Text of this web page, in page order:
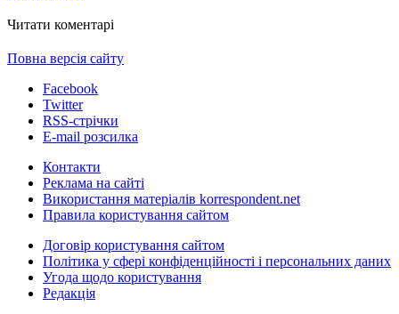
Читати коментарі
Повна версія сайту
Facebook
Twitter
RSS-стрічки
E-mail розсилка
Контакти
Реклама на сайті
Використання матеріалів korrespondent.net
Правила користування сайтом
Договір користування сайтом
Політика у сфері конфіденційності і персональних даних
Угода щодо користування
Редакція